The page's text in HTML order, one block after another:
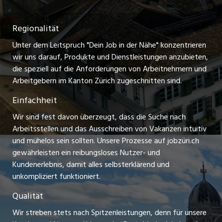
Temporäre Jobs
Freelance Jobs
Praktikum-Jobs
Lehrstellen
Ferienjobs
Führungspositionen
Arbeitgeber
Jobline
Nutzungsbedingungen
Impressum
Stellenmeldepflicht
zentraljob.ch
myjob.ch
schaffu.ch (VS)
ajourjob.ch
limmattalerzeitung.ch
radio24.ch
toxic.fm
telezüri.ch
chmedia.ch
Regionalität
Unter dem Leitspruch "Dein Job in der Nähe" konzentrieren
wir uns darauf, Produkte und Dienstleistungen anzubieten,
die speziell auf die Anforderungen von Arbeitnehmern und
Arbeitgebern im Kanton Zürich zugeschnitten sind.
Einfachheit
Wir sind fest davon überzeugt, dass die Suche nach
Arbeitsstellen und das Ausschreiben von Vakanzen intuitiv
und mühelos sein sollten. Unsere Prozesse auf jobzüri.ch
gewährleisten ein reibungsloses Nutzer- und
Kundenerlebnis, damit alles selbsterklärend und
unkompliziert funktioniert.
Qualität
Wir streben stets nach Spitzenleistungen, denn für unsere